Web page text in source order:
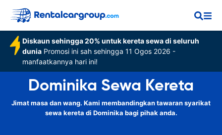
Diskaun sehingga 20% untuk kereta sewa di seluruh
dunia Promosi ini sah sehingga 11 Ogos 2026 -
manfaatkannya hari ini!
Dominika Sewa Kereta
Jimat masa dan wang. Kami membandingkan tawaran syarikat
sewa kereta di Dominika bagi pihak anda.